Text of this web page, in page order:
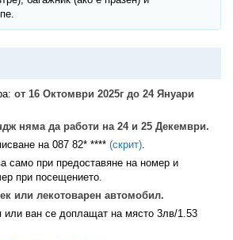
от 16 Октомври 2025г до 24 Януари
няма да работи на 24 и 25 Декември.
на 087 82* **** (скрит).
само при предоставяне на номер и
при посещението.
или лекотоварен автомобил.
или ван се доплащат на място 3лв/1.53